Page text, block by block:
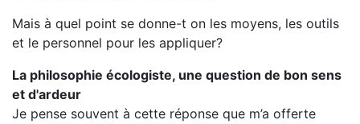
Mais à quel point se donne-t on les moyens, les outils
et le personnel pour les appliquer?
La philosophie écologiste, une question de bon sens
et d'ardeur
Je pense souvent à cette réponse que m’a offerte